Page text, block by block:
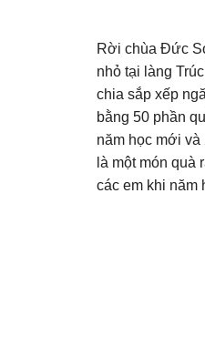
Rời chùa Đức
nhỏ tại làng
chia sắp xếp
bằng 50 phần
năm học mới
là một món quà
các em khi năm